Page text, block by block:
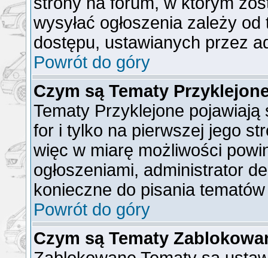
wysyłać ogłoszenia zależy
dostępu, ustawianych przez
Powrót do góry
Czym są Tematy
Tematy Przyklejone pojawiają
for i tylko na pierwszej jego
więc w miarę możliwości
ogłoszeniami, administrator
konieczne do pisania
Powrót do góry
Czym są Tematy